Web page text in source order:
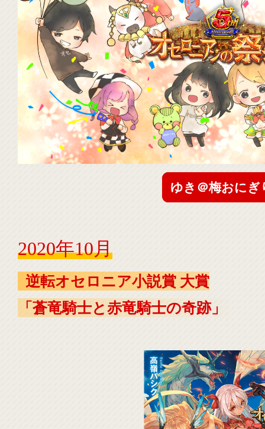
ゆき＠梅おにぎ
2020年10月
逆転オセロニア小説賞 大賞
「蒼竜騎士と赤竜騎士の奇跡」